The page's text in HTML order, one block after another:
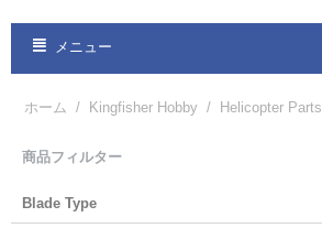
メニュー
ホーム / Kingfisher Hobby / Helicopter Parts
商品フィルター
Blade Type